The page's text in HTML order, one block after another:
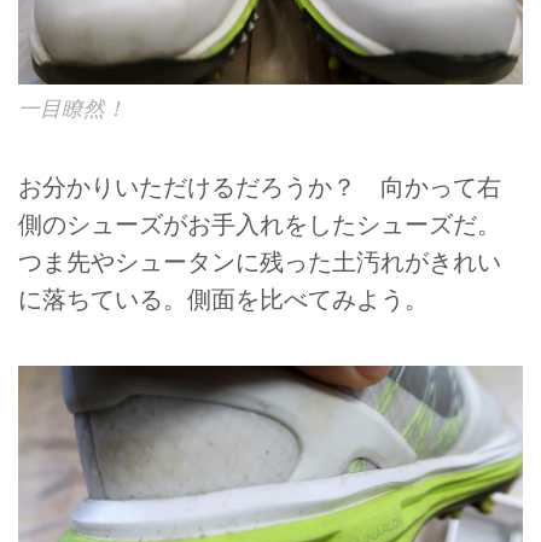
一目瞭然！
お分かりいただけるだろうか？ 向かって右
側のシューズがお手入れをしたシューズだ。
つま先やシュータンに残った土汚れがきれい
に落ちている。側面を比べてみよう。